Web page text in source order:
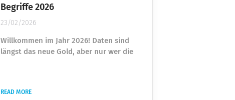
Begriffe 2026
23/02/2026
Willkommen im Jahr 2026! Daten sind
längst das neue Gold, aber nur wer die
Science, die heute wirklich jeder kennen
READ MORE